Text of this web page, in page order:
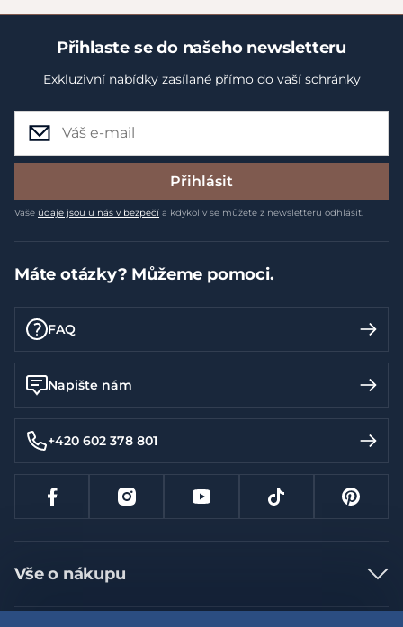
Přihlaste se do našeho newsletteru
Exkluzivní nabídky zasílané přímo do vaší schránky
Přihlásit
Vaše údaje jsou u nás v bezpečí a kdykoliv se můžete z newsletteru odhlásit.
Máte otázky? Můžeme pomoci.
FAQ
Napište nám
+420 602 378 801
Vše o nákupu
Jak nakupovat